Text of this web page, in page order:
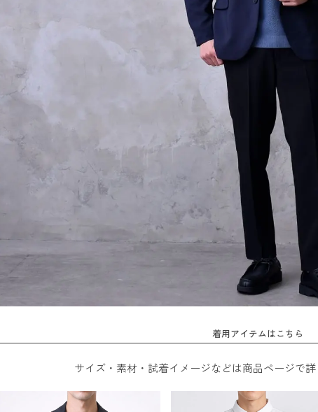
着用アイテムはこちら
サイズ・素材・試着イメージなどは商品ページで詳